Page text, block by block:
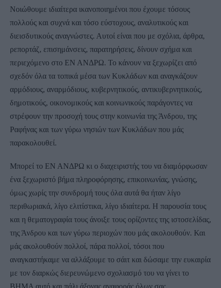
Νοιώθουμε ιδιαίτερα ικανοποιημένοι που έχουμε τόσους
πολλούς και συχνά και τόσο εύστοχους, αναλυτικούς και
διεισδυτικούς αναγνώστες. Αυτοί είναι που με σχόλια, άρθρα,
ρεπορτάζ, επισημάνσεις, παρατηρήσεις, δίνουν σχήμα και
περιεχόμενο στο ΕΝ ΑΝΔΡΩ. Το κάνουν να ξεχωρίζει από
σχεδόν όλα τα τοπικά μέσα των Κυκλάδων και αναγκάζουν
αρμόδιους, αναρμόδιους, κυβερνητικούς, αντικυβερνητικούς,
δημοτικούς, οικονομικούς και κοινωνικούς παράγοντες να
στρέφουν την προσοχή τους στην κοινωνία της Άνδρου, της
Ραφήνας και των γύρω νησιών των Κυκλάδων που μάς
παρακολουθεί.
Μπορεί το ΕΝ ΑΝΔΡΩ κι ο διαχειριστής του να διαμόρφωσαν
ένα ξεχωριστό βήμα πληροφόρησης, επικοινωνίας, γνώσης,
όμως χωρίς την συνδρομή τους όλα αυτά θα ήταν λίγο
περιθωριακά, λίγο ελιτίστικα, λίγο ιδιαίτερα. Η παρουσία τους
και η θεματογραφία τους άνοιξε τους ορίζοντες της ιστοσελίδας,
της Άνδρου και των γύρω περιοχών που μάς ακολουθούν. Και
μάς ακολουθούν πολλοί, πάρα πολλοί, τόσοι που
αναγκαστήκαμε να αλλάξουμε το σάιτ και δώσαμε την ευκαιρία
με τον διαρκώς διερευνώμενο σχολιασμό του να γίνει το
ΒΗΜΑ αυτό και πάλι άξονας αναφοράς όλων σας.